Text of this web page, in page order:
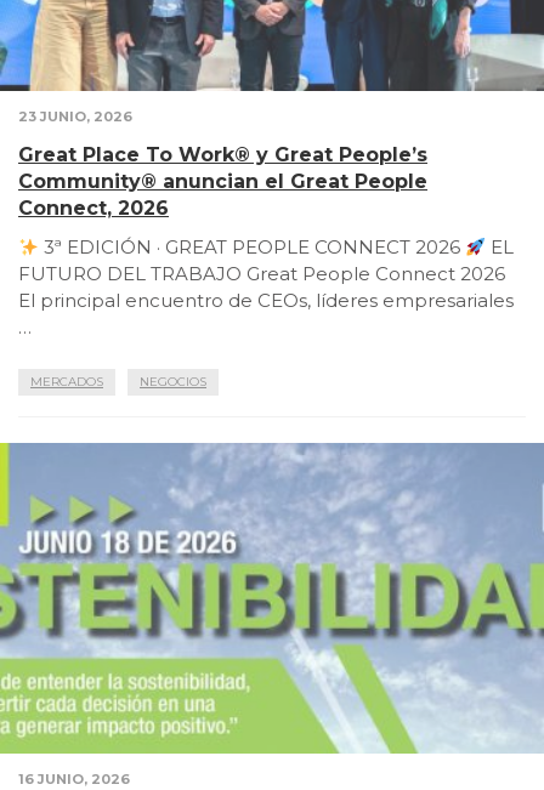
23 JUNIO, 2026
Great Place To Work® y Great People’s
Community® anuncian el Great People
Connect, 2026
3ª EDICIÓN · GREAT PEOPLE CONNECT 2026
EL
FUTURO DEL TRABAJO Great People Connect 2026
El principal encuentro de CEOs, líderes empresariales
…
MERCADOS NEGOCIOS
16 JUNIO, 2026